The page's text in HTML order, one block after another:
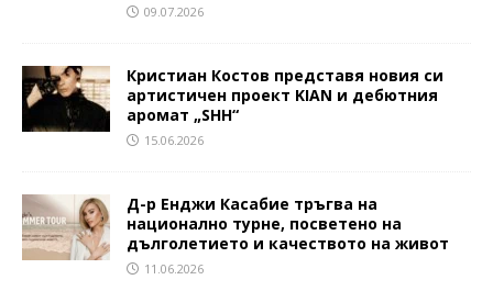
09.07.2026
Кристиан Костов представя новия си
артистичен проект KIAN и дебютния
аромат „SHH“
15.06.2026
Д-р Енджи Касабие тръгва на
национално турне, посветено на
дълголетието и качеството на живот
11.06.2026